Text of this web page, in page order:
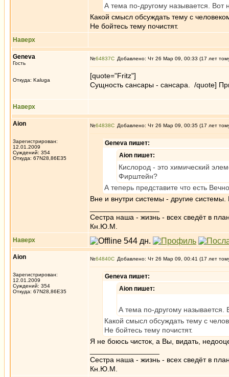
А тема по-другому называется. Вот
Какой смысл обсуждать тему с
Не бойтесь тему почистят.
Наверх
Geneva
Гость
Откуда: Kaluga
№64837 Добавлено: Чт 26 Мар 09, 00:33 (17 лет
[quote="Fritz"]
Сущность сансары - сансара. /quote]
Наверх
Aion
Зарегистрирован:
12.01.2009
Суждений: 354
Откуда: 67N28,86E35
№64838 Добавлено: Чт 26 Мар 09, 00:35 (17 лет
Geneva пишет:
Aion пишет:
Кислород - это химический
Фирштейн?
А теперь представите что есть
Вне и внутри системы - другие
Сестра наша - жизнь - всех сведёт в
Кн.Ю.М.
Наверх
Aion
Зарегистрирован:
12.01.2009
Суждений: 354
Откуда: 67N28,86E35
№64840 Добавлено: Чт 26 Мар 09, 00:41 (17 лет
Geneva пишет:
Aion пишет:
А тема по-другому называется.
Какой смысл обсуждать тему с
Не бойтесь тему почистят.
Я не боюсь чисток, а Вы, видать,
Сестра наша - жизнь - всех сведёт в
Кн.Ю.М.